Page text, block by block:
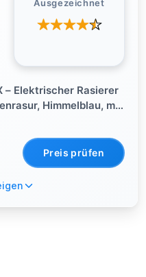
Ausgezeichnet
– Elektrischer Rasierer
Himmelblau, mit
Griff (Modell
Preis prüfen